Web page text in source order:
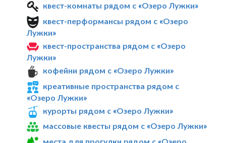
квест-комнаты рядом с «Озеро Лужки»
квест-перформансы рядом с «Озеро
Лужки»
квест-пространства рядом с «Озеро
Лужки»
кофейни рядом с «Озеро Лужки»
креативные пространства рядом с
«Озеро Лужки»
курорты рядом с «Озеро Лужки»
массовые квесты рядом с «Озеро Лужки»